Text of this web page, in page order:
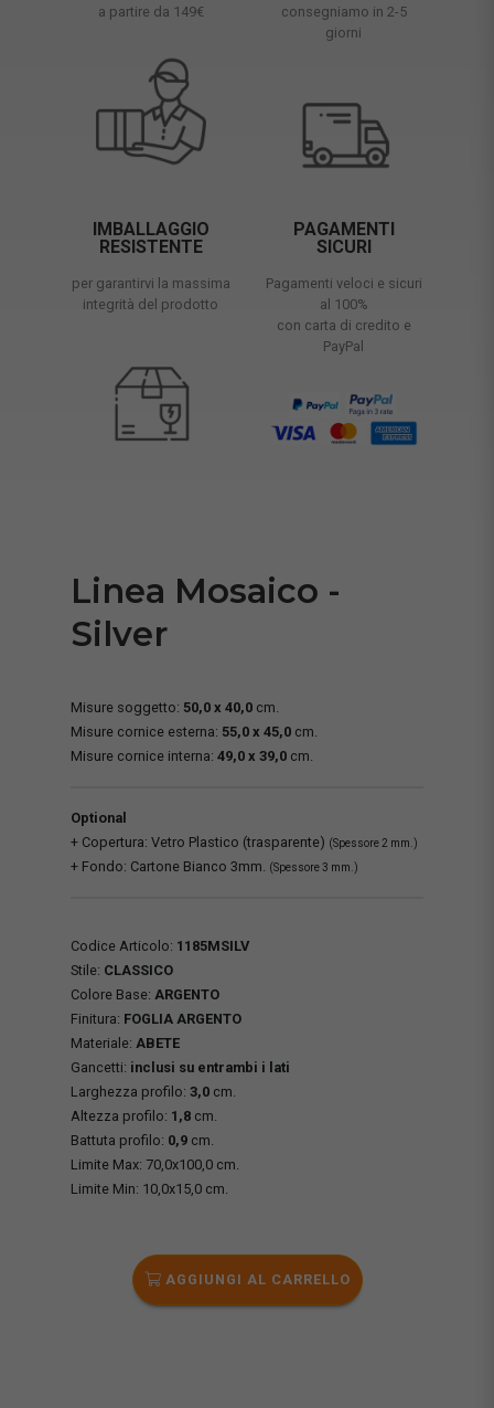
a partire da 149€
consegniamo in 2-5
giorni
IMBALLAGGIO
RESISTENTE
per garantirvi la massima
integrità del prodotto
PAGAMENTI
SICURI
Pagamenti veloci e sicuri
al 100%
con carta di credito e
PayPal
Linea Mosaico -
Silver
Misure soggetto: 50,0 x 40,0 cm.
Misure cornice esterna: 55,0 x 45,0 cm.
Misure cornice interna: 49,0 x 39,0 cm.
Optional
+ Copertura: Vetro Plastico (trasparente) (Spessore 2 mm.)
+ Fondo: Cartone Bianco 3mm. (Spessore 3 mm.)
Codice Articolo: 1185MSILV
Stile: CLASSICO
Colore Base: ARGENTO
Finitura: FOGLIA ARGENTO
Materiale: ABETE
Gancetti: inclusi su entrambi i lati
Larghezza profilo: 3,0 cm.
Altezza profilo: 1,8 cm.
Battuta profilo: 0,9 cm.
Limite Max: 70,0x100,0 cm.
Limite Min: 10,0x15,0 cm.
AGGIUNGI AL CARRELLO